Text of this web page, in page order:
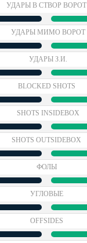
УДАРЫ В СТВОР ВОРОТ
УДАРЫ МИМО ВОРОТ
УДАРЫ З.И.
BLOCKED SHOTS
SHOTS INSIDEBOX
SHOTS OUTSIDEBOX
ФОЛЫ
УГЛОВЫЕ
OFFSIDES